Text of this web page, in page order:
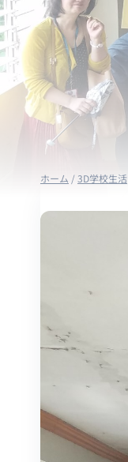
ホーム /3D学校生活